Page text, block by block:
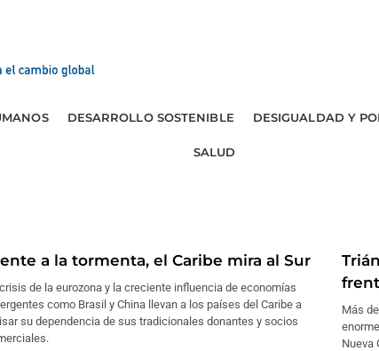
DESARROLLO SOSTENIBLE DESIGUALDAD Y
SALUD
a la tormenta, el Caribe mira al Sur
de la eurozona y la creciente influencia de economías
como Brasil y China llevan a los países del Caribe a
su dependencia de sus tradicionales donantes y socios
Más
Nueva